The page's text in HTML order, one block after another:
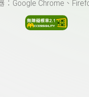
：Google Chrome、